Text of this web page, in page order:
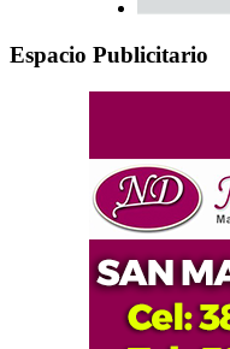
Espacio Publicitario